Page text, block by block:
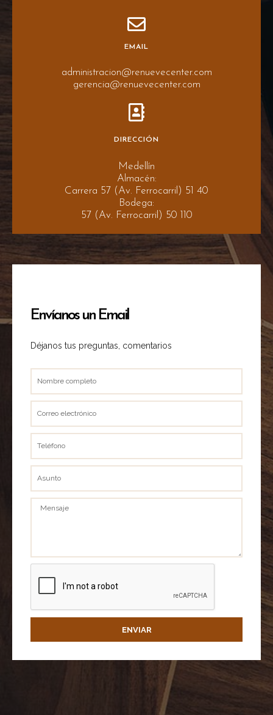
EMAIL
administracion@renuevecenter.com
gerencia@renuevecenter.com
DIRECCIÓN
Medellín
Almacén:
Carrera 57 (Av. Ferrocarril) 51 40
Bodega:
57 (Av. Ferrocarril) 50 110
Envíanos un Email
Déjanos tus preguntas, comentarios
Mensaje
ENVIAR